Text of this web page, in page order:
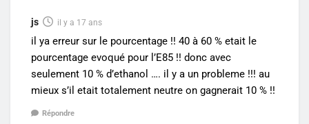
js il y a 17 ans
il ya erreur sur le pourcentage !! 40 à 60 % etait le
pourcentage evoqué pour l’E85 !! donc avec
seulement 10 % d’ethanol …. il y a un probleme !!! au
mieux s’il etait totalement neutre on gagnerait 10 % !!
Répondre